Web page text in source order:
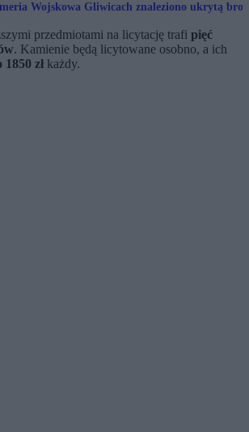
Wojskowa Gliwicach znaleziono ukrytą
przedmiotami na licytację trafi pięć
. Kamienie będą licytowane osobno, a ich
1850 zł każdy.